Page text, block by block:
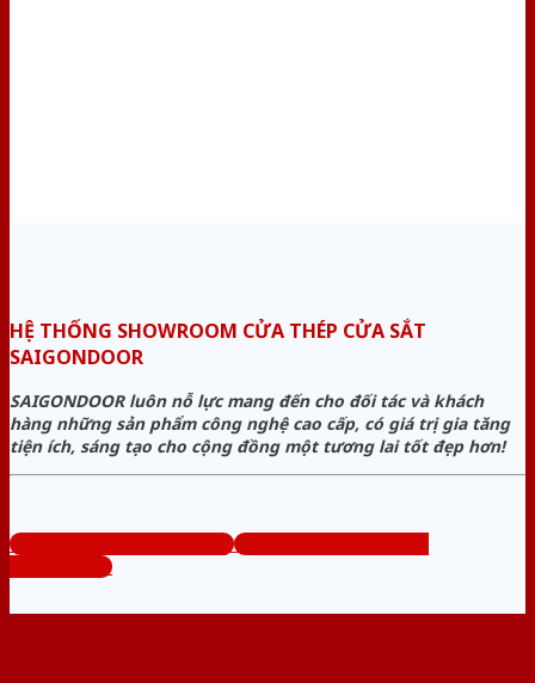
HỆ THỐNG SHOWROOM CỬA THÉP CỬA SẮT
SAIGONDOOR
SAIGONDOOR luôn nỗ lực mang đến cho đối tác và khách
hàng những sản phẩm công nghệ cao cấp, có giá trị gia tăng
tiện ích, sáng tạo cho cộng đồng một tương lai tốt đẹp hơn!
www.cuanhuacomposite.org
Tổng đài tư vấn miễn phí:
0824.400.400